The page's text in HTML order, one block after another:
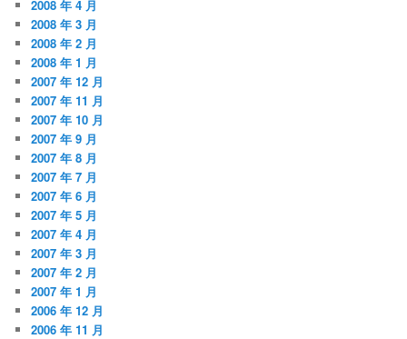
2008 年 4 月
2008 年 3 月
2008 年 2 月
2008 年 1 月
2007 年 12 月
2007 年 11 月
2007 年 10 月
2007 年 9 月
2007 年 8 月
2007 年 7 月
2007 年 6 月
2007 年 5 月
2007 年 4 月
2007 年 3 月
2007 年 2 月
2007 年 1 月
2006 年 12 月
2006 年 11 月